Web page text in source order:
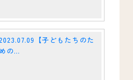
【子どもたちのた
めの...